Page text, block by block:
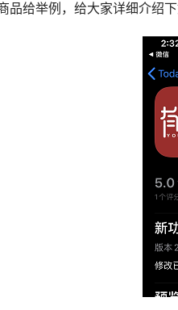
品给举例，给大家详细介绍